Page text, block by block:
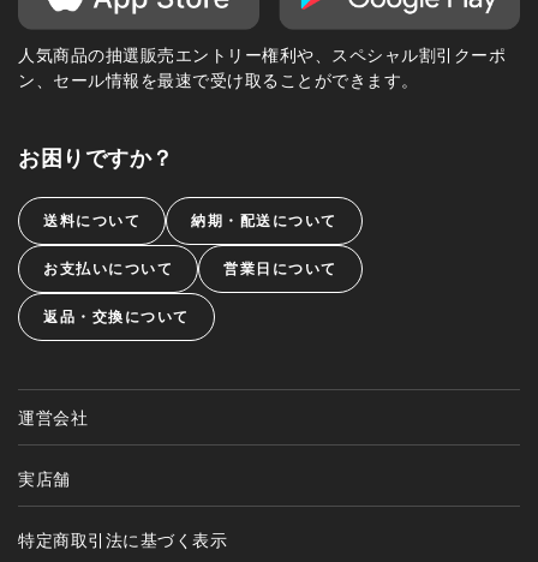
人気商品の抽選販売エントリー権利や、スペシャル割引クーポ
ン、セール情報を最速で受け取ることができます。
お困りですか？
送料について 納期・配送について
お支払いについて 営業日について
返品・交換について
運営会社
実店舗
特定商取引法に基づく表示